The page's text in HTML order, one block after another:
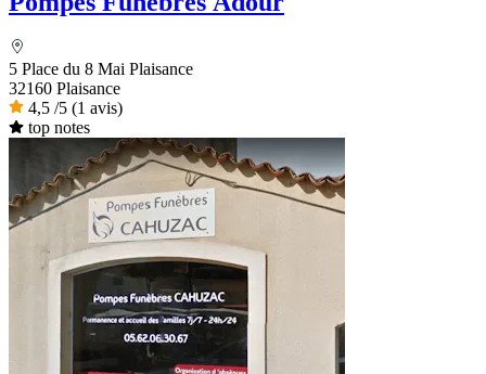
5 Place du 8 Mai Plaisance
32160 Plaisance
4,5 /5 (1 avis)
top notes